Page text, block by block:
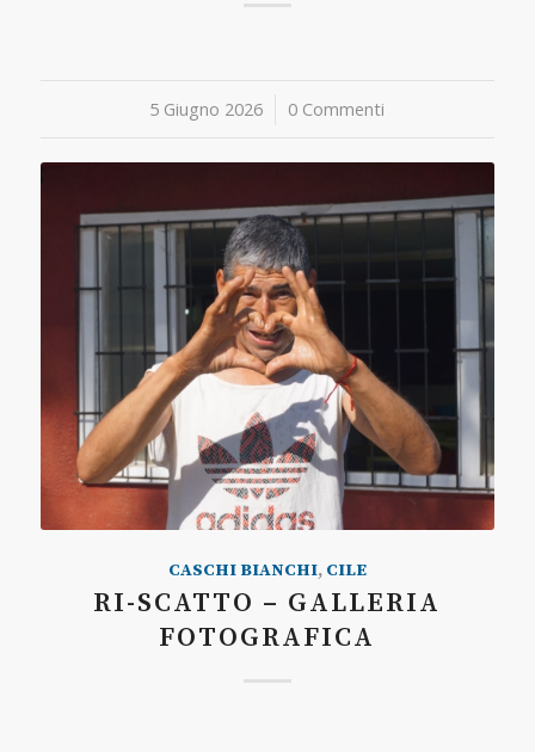
5 Giugno 2026
/ 0 Commenti
CASCHI BIANCHI, CILE
RI-SCATTO – GALLERIA
FOTOGRAFICA